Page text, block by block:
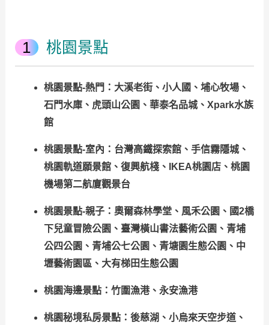
桃園景點
桃園景點-熱門：大溪老街、小人國、埔心牧場、
石門水庫、虎頭山公園、華泰名品城、Xpark水族
館
桃園景點-室內：台灣高鐵探索館、手信霧隱城、
桃園軌道願景館、復興航棧、IKEA桃園店、桃園
機場第二航廈觀景台
桃園景點-親子：奧爾森林學堂、風禾公園、國2橋
下兒童冒險公園、臺灣橫山書法藝術公園、青埔
公四公園、青埔公七公園、青塘園生態公園、中
壢藝術園區、大有梯田生態公園
桃園海邊景點：竹圍漁港、永安漁港
桃園秘境私房景點：後慈湖、小烏來天空步道、